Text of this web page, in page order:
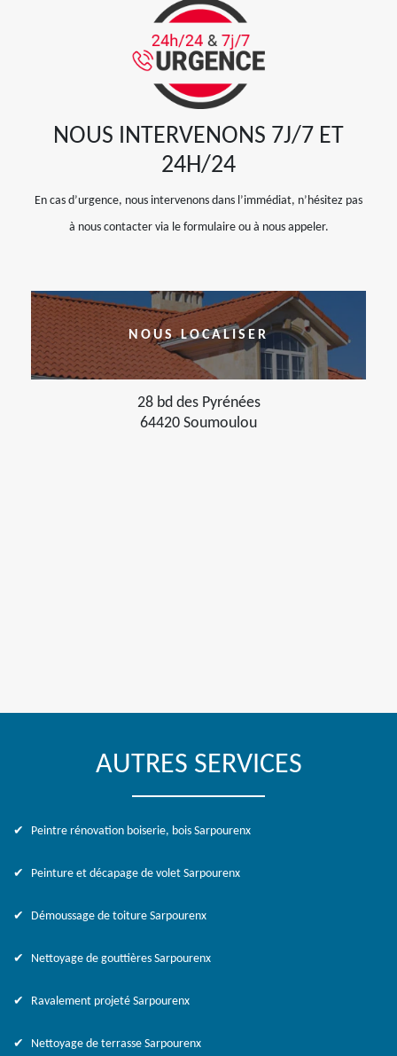
NOUS INTERVENONS 7J/7 ET
24H/24
En cas d’urgence, nous intervenons dans l’immédiat, n’hésitez pas
à nous contacter via le formulaire ou à nous appeler.
NOUS LOCALISER
28 bd des Pyrénées
64420 Soumoulou
AUTRES SERVICES
Peintre rénovation boiserie, bois Sarpourenx
Peinture et décapage de volet Sarpourenx
Démoussage de toiture Sarpourenx
Nettoyage de gouttières Sarpourenx
Ravalement projeté Sarpourenx
Nettoyage de terrasse Sarpourenx